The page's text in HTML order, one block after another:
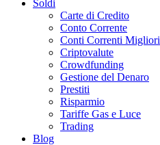
Soldi
Carte di Credito
Conto Corrente
Conti Correnti Migliori
Criptovalute
Crowdfunding
Gestione del Denaro
Prestiti
Risparmio
Tariffe Gas e Luce
Trading
Blog